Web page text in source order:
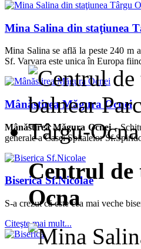
Mina Salina din staţiunea
Mina Salina se află la peste 240 m
Sf. Varvara este unica în Europa
Mânăstirea Măgura Ocnei
Mânăstirea Măgura Ocnei -
generale a Casei Spitalelor
Biserica Sf.Nicolae
S-a crezut că este cea mai veche
Citeşte mai mult...
Centrul de
Ocna